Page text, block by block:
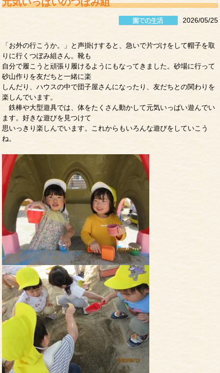
2026/05/25
「お外の行こうか。」と声掛けすると、急いで片づけをして帽子を取
りに行くつぼみ組さん。靴も
自分で履こうと頑張り履けるようにもなってきました。砂場に行って
砂山作りを友だちと一緒に楽
しんだり、ハウスの中で団子屋さんになったり、友だちとの関わりを
楽しんでいます。
鉄棒や大型遊具では、体をたくさん動かして元気いっぱい遊んでい
ます。好きな遊びを見つけて
思いっきり楽しんでいます。これからもいろんな遊びをしていこう
ね。